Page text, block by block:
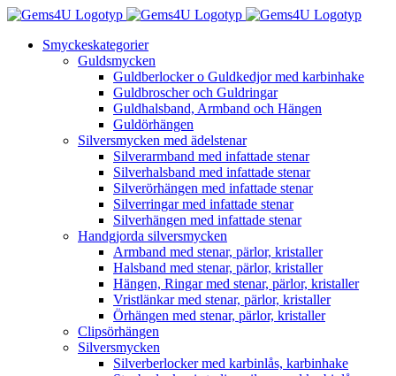
Fortsätt
innehålletSmyckeskategorier
Guldsmycken
Guldberlocker o Guldkedjor med karbinhake
Guldbroscher och Guldringar
Guldhalsband, Armband och Hängen
Guldörhängen
Silversmycken med ädelstenar
Silverarmband med infattade stenar
Silverhalsband med infattade stenar
Silverörhängen med infattade stenar
Silverringar med infattade stenar
Silverhängen med infattade stenar
Handgjorda silversmycken
Armband med stenar, pärlor, kristaller
Halsband med stenar, pärlor, kristaller
Hängen, Ringar med stenar, pärlor, kristaller
Vristlänkar med stenar, pärlor, kristaller
Örhängen med stenar, pärlor, kristaller
Clipsörhängen
Silversmycken
Silverberlocker med karbinlås, karbinhake